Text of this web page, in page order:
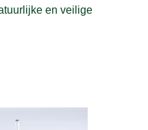
en veilige